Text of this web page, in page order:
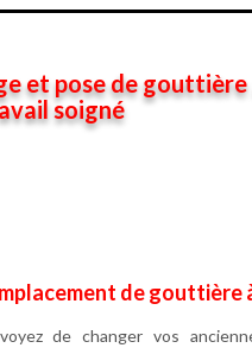
et pose de gouttière
soigné
de gouttière
de changer vos